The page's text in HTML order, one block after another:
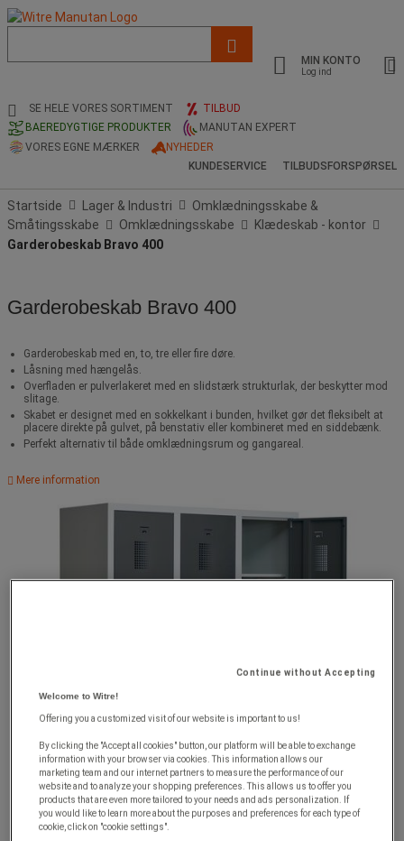
og
søgehistorik
MIN KONTO
Log ind
SE HELE VORES SORTIMENT
TILBUD
BAEREDYGTIGE PRODUKTER
MANUTAN EXPERT
VORES EGNE MÆRKER
NYHEDER
KUNDESERVICE
TILBUDSFORSPØRSEL
Startside Lager & Industri
Omklædningsskabe &
Småtingsskabe
Omklædningsskabe
Klædeskab - kontor
Garderobeskab Bravo 400
Garderobeskab Bravo 400
Garderobeskab med en, to, tre eller fire døre.
Låsning med hængelås.
Overfladen er pulverlakeret med en slidstærk strukturlak, der beskytter mod
slitage.
Skabet er designet med en sokkelkant i bunden, hvilket gør det fleksibelt at
placere direkte på gulvet, på benstativ eller kombineret med en siddebænk.
Perfekt alternativ til både omklædningsrum og gangareal.
Mere information
Continue without Accepting
Welcome to Witre!
Offering you a customized visit of our website is important to us!
By clicking the "Accept all cookies" button, our platform will be able to exchange
information with your browser via cookies. This information allows our
marketing team and our internet partners to measure the performance of our
website and to analyze your shopping preferences. This allows us to offer you
products that are even more tailored to your needs and ads personalization. If
you would like to learn more about the purposes and preferences for each type of
cookie, click on "cookie settings".